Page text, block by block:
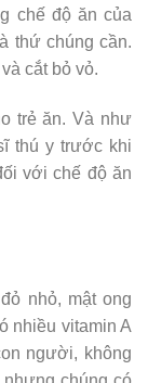
chế độ ăn của
thứ chúng cần.
cắt bỏ vỏ.
trẻ ăn. Và như
thú y trước khi
với chế độ ăn
nhỏ, mật ong
nhiều vitamin A
người, không